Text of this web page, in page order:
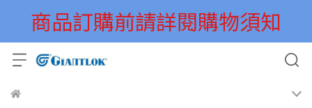
商品訂購前請詳閱購物須知